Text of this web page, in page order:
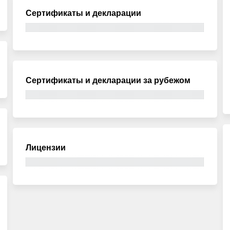
Сертификаты и декларации
Сертификаты и декларации за рубежом
Лицензии